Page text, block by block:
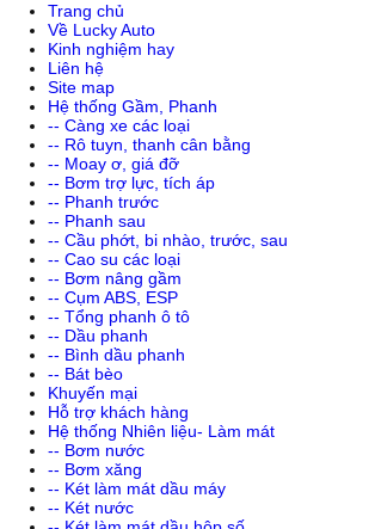
Trang chủ
Về Lucky Auto
Kinh nghiệm hay
Liên hệ
Site map
Hệ thống Gầm, Phanh
-- Càng xe các loại
-- Rô tuyn, thanh cân bằng
-- Moay ơ, giá đỡ
-- Bơm trợ lực, tích áp
-- Phanh trước
-- Phanh sau
-- Cầu phớt, bi nhào, trước, sau
-- Cao su các loại
-- Bơm nâng gầm
-- Cụm ABS, ESP
-- Tổng phanh ô tô
-- Dầu phanh
-- Bình dầu phanh
-- Bát bèo
Khuyến mại
Hỗ trợ khách hàng
Hệ thống Nhiên liệu- Làm mát
-- Bơm nước
-- Bơm xăng
-- Két làm mát dầu máy
-- Két nước